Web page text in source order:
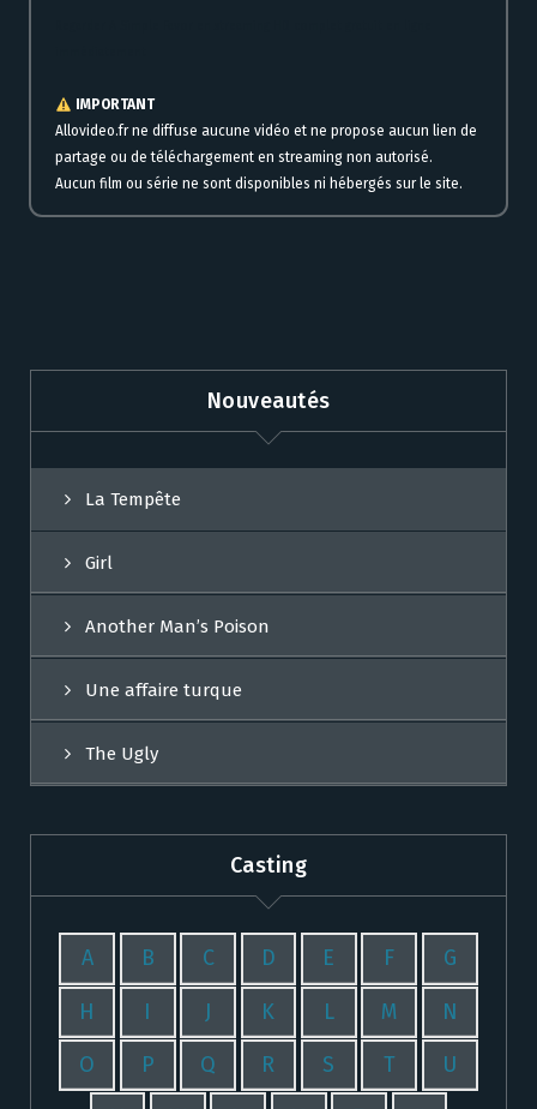
IMPORTANT
Allovideo.fr ne diffuse aucune vidéo et ne propose aucun lien de
partage ou de téléchargement en streaming non autorisé.
Aucun film ou série ne sont disponibles ni hébergés sur le site.
Nouveautés
La Tempête
Girl
Another Man’s Poison
Une affaire turque
The Ugly
Casting
A B C D E F G
H I J K L M N
O P Q R S T U